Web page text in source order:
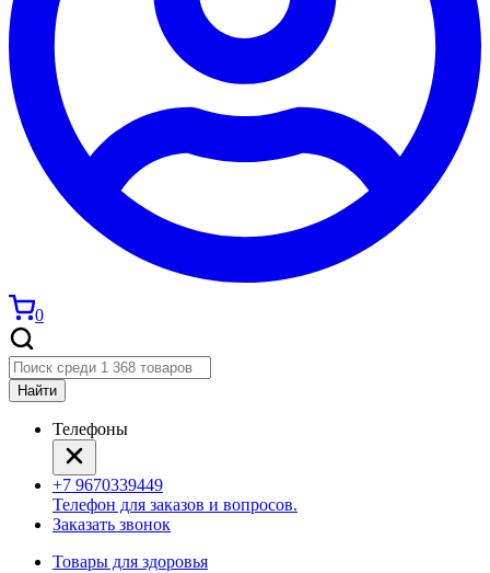
0
Найти
Телефоны
+7 9670339449
Телефон для заказов и вопросов.
Заказать звонок
Товары для здоровья